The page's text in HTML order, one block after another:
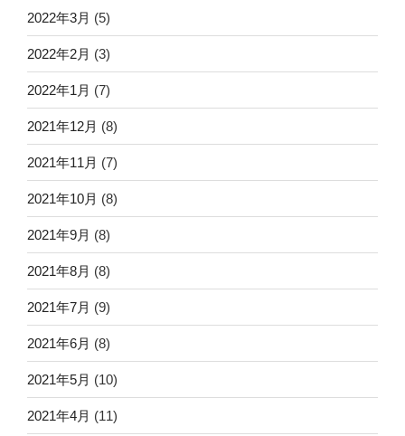
2022年3月 (5)
2022年2月 (3)
2022年1月 (7)
2021年12月 (8)
2021年11月 (7)
2021年10月 (8)
2021年9月 (8)
2021年8月 (8)
2021年7月 (9)
2021年6月 (8)
2021年5月 (10)
2021年4月 (11)